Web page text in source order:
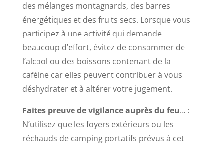
des mélanges montagnards, des barres
énergétiques et des fruits secs. Lorsque vous
participez à une activité qui demande
beaucoup d’effort, évitez de consommer de
l’alcool ou des boissons contenant de la
caféine car elles peuvent contribuer à vous
déshydrater et à altérer votre jugement.
Faites preuve de vigilance auprès du feu… :
N’utilisez que les foyers extérieurs ou les
réchauds de camping portatifs prévus à cet